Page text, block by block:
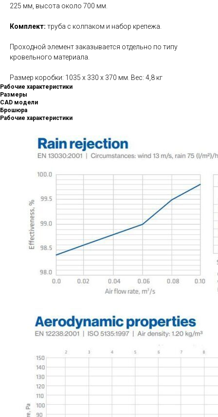
225 мм, высота около 700 мм.
Комплект: труба с колпаком и набор крепежа.
Проходной элемент заказывается отдельно по типу
кровельного материала.
Размер коробки: 1035 x 330 x 370 мм. Вес: 4,8 кг
Рабочие характеристики
Размеры
CAD модели
Брошюра
Рабочие характеристики